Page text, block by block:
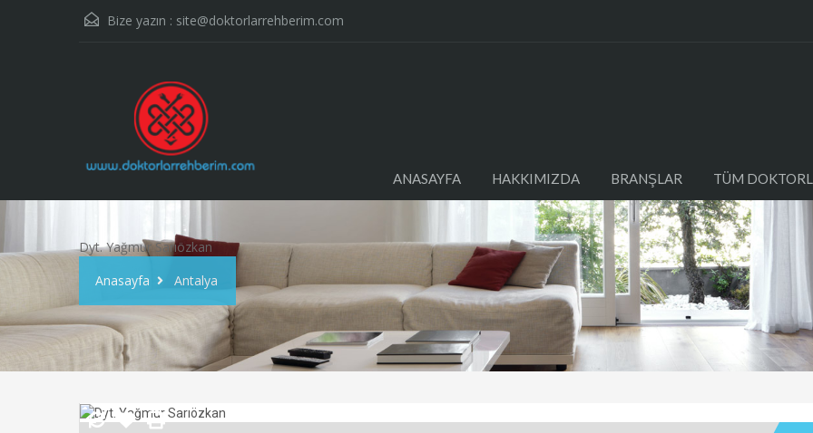
Bize yazın : site@doktorlarrehberim.com
ANASAYFA HAKKIMIZDA BRANŞLAR TÜM
Dyt. Yağmur Sarıözkan
Anasayfa
Antalya